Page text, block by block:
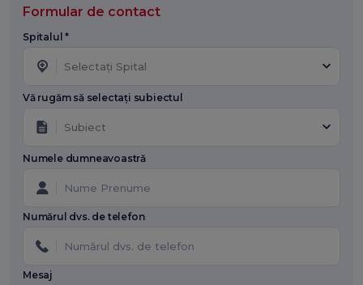
Formular de contact
Spitalul *
Selectați Spital
Vă rugăm să selectați subiectul
Subiect
Numele dumneavoastră
Numărul dvs. de telefon
Mesaj